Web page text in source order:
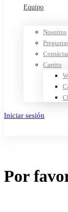
Equipo
Nosotros
Carrito
Iniciar sesión
Por